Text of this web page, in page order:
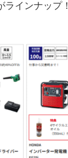
ラインナップ！